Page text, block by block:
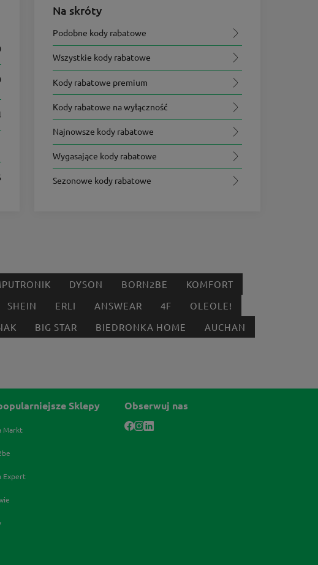
Na skróty
Podobne kody rabatowe
Wszystkie kody rabatowe
Kody rabatowe premium
Kody rabatowe na wyłączność
Najnowsze kody rabatowe
Wygasające kody rabatowe
Sezonowe kody rabatowe
DYSON BORN2BE
KOMFORT
SHEIN ERLI ANSWEAR 4F
OLEOLE!
BIG STAR BIEDRONKA HOME
AUCHAN
Sklepy
Markt
Expert
Obserwuj nas